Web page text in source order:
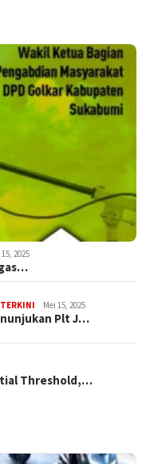
2025
Mei 15, 2025
Plt J…
Threshold,…